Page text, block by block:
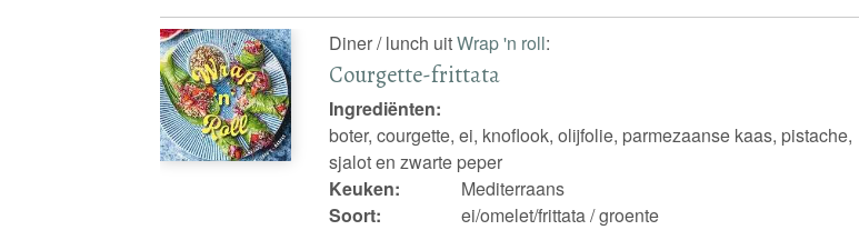
Diner / lunch uitWrap 'n roll:
Courgette-frittata
Ingrediënten:
boter, courgette, ei, knoflook, olijfolie, parmezaanse kaas, pistache,
sjalot en zwarte peper
Keuken:
Mediterraans
Soort:
ei/omelet/frittata / groente